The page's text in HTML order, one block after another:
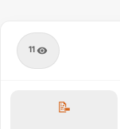
11
📝